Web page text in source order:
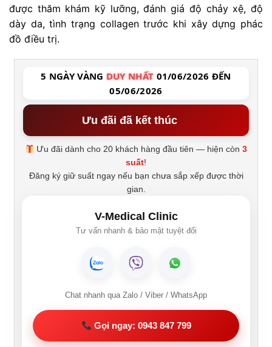
được thăm khám kỹ lưỡng, đánh giá độ chảy xệ, độ
dày da, tình trạng collagen trước khi xây dựng phác
đồ điều trị.
5 NGÀY VÀNG DUY NHẤT 01/06/2026 ĐẾN
05/06/2026
Ưu đãi đã kết thúc
Ưu đãi dành cho 20 khách hàng đầu tiên — hiện còn3
suất!
Đăng ký giữ suất ngay nếu bạn chưa sắp xếp được thời
gian.
V-Medical Clinic
Tư vấn nhanh & bảo mật tuyệt đối
Chat nhanh qua Zalo / Viber / WhatsApp
Gọi ngay: 0943 847 799